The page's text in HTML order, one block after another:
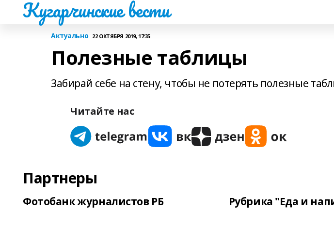
Кугарчинские вести
Актуально 22 ОКТЯБРЯ 2019, 17:35
Полезные таблицы
Забирай себе на стену, чтобы не потерять полезные
Читайте нас
Партнеры
Фотобанк журналистов РБ Рубрика "Еда и